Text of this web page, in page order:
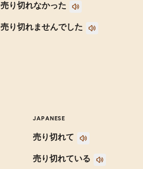
売り切れなかった
売り切れませんでした
JAPANESE
売り切れて
売り切れている